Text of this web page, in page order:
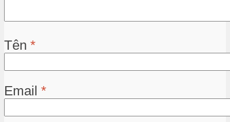
Tên *
Email *